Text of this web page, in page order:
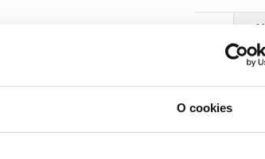
O cookies
Vďaka tejto kombinácii
materiálom pre
zaisťuje jeho ľahkú a
Produkt
Krytky